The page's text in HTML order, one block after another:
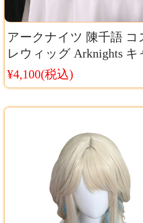
アークナイツ 陳千語 コ
レウィッグ Arknights キ
クター再現ヘアウィッグ
仕様 イベントCosyaya通
料無料
¥4,100(税込)